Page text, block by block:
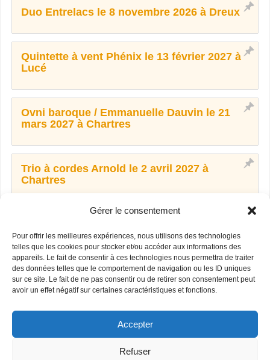
Gérer le consentement
Pour offrir les meilleures expériences, nous utilisons des technologies
telles que les cookies pour stocker et/ou accéder aux informations des
appareils. Le fait de consentir à ces technologies nous permettra de traiter
des données telles que le comportement de navigation ou les ID uniques
sur ce site. Le fait de ne pas consentir ou de retirer son consentement peut
avoir un effet négatif sur certaines caractéristiques et fonctions.
Accepter
Refuser
Duo Entrelacs le 8 novembre 2026 à Dreux
Quintette à vent Phénix le 13 février 2027 à
Lucé
Ovni baroque / Emmanuelle Dauvin le 21
mars 2027 à Chartres
Trio à cordes Arnold le 2 avril 2027 à
Chartres
2027 à Dreux
Ensemble Ô octuor vocal le 13 juin 2027 à
Chartres